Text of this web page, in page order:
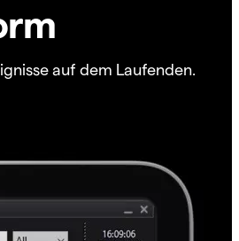
auf dem Laufenden.